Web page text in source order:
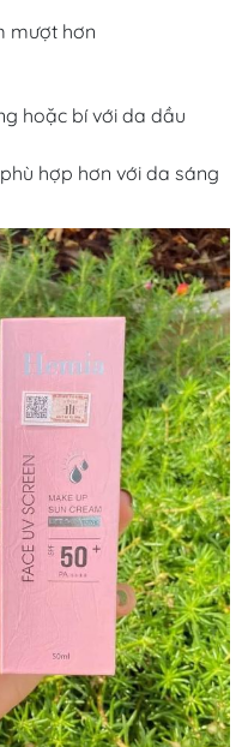
mượt hơn
hoặc bí với da dầu
hợp hơn với da sáng